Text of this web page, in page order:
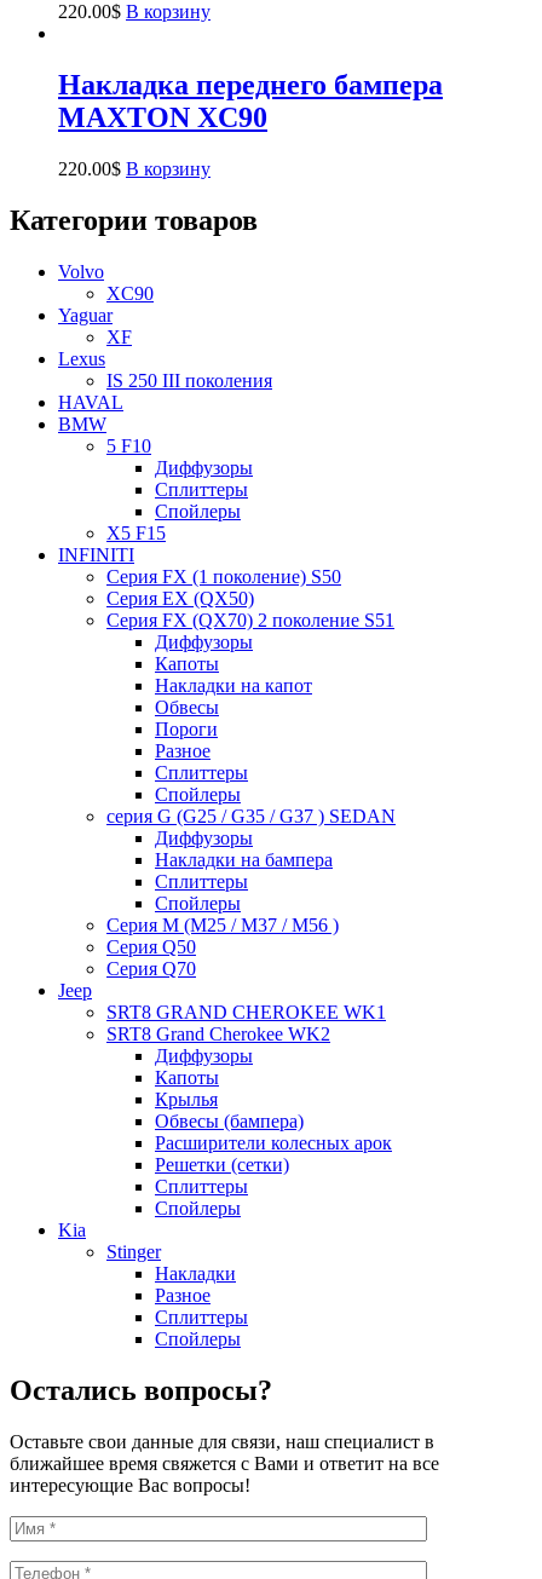
220.00$ В корзину
Накладка переднего бампера
MAXTON XC90
220.00$ В корзину
Категории товаров
Volvo
XC90
Yaguar
XF
Lexus
IS 250 III поколения
HAVAL
BMW
5 F10
Диффузоры
Сплиттеры
Спойлеры
X5 F15
INFINITI
Серия FX (1 поколение) S50
Серия EX (QX50)
Серия FX (QX70) 2 поколение S51
Диффузоры
Капоты
Накладки на капот
Обвесы
Пороги
Разное
Сплиттеры
Спойлеры
серия G (G25 / G35 / G37 ) SEDAN
Диффузоры
Накладки на бампера
Сплиттеры
Спойлеры
Серия M (M25 / M37 / M56 )
Серия Q50
Серия Q70
Jeep
SRT8 GRAND CHEROKEE WK1
SRT8 Grand Cherokee WK2
Диффузоры
Капоты
Крылья
Обвесы (бампера)
Расширители колесных арок
Решетки (сетки)
Сплиттеры
Спойлеры
Kia
Stinger
Накладки
Разное
Сплиттеры
Спойлеры
Остались вопросы?
Оставьте свои данные для связи, наш специалист в
ближайшее время свяжется с Вами и ответит на все
интересующие Вас вопросы!